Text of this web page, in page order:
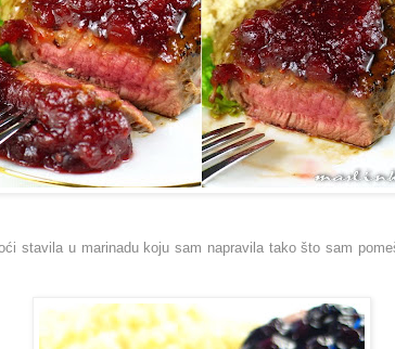
stavila u marinadu koju sam napravila tako što sam